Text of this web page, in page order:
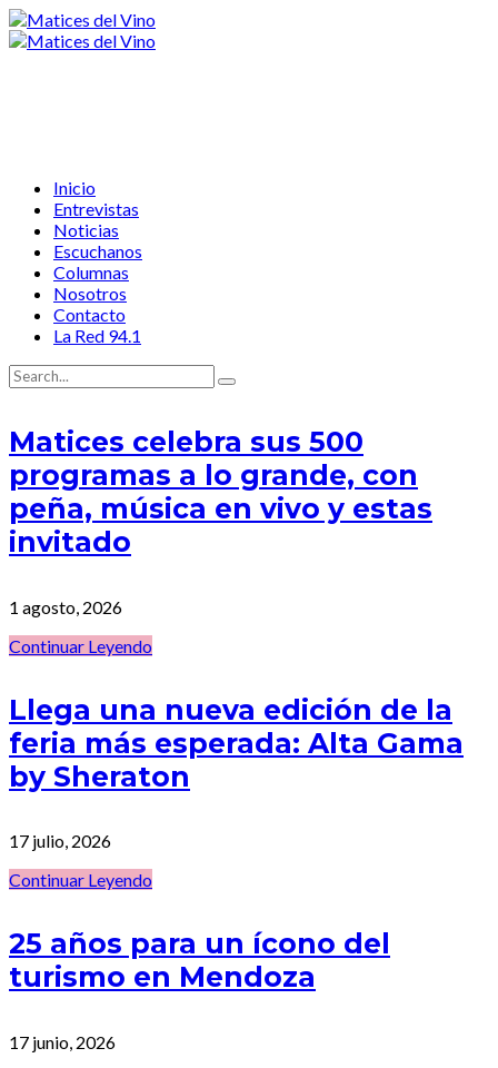
Inicio
Entrevistas
Noticias
Escuchanos
Columnas
Nosotros
Contacto
La Red 94.1
Matices celebra sus 500
programas a lo grande, con
peña, música en vivo y estas
invitado
1 agosto, 2026
Continuar Leyendo
Llega una nueva edición de la
feria más esperada: Alta Gama
by Sheraton
17 julio, 2026
Continuar Leyendo
25 años para un ícono del
turismo en Mendoza
17 junio, 2026